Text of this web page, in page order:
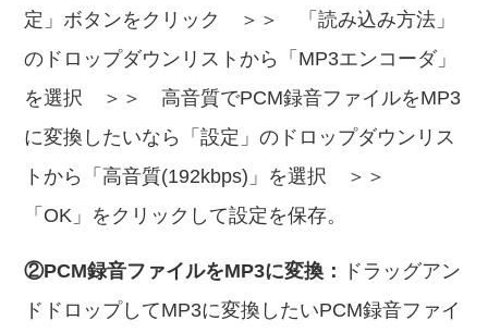
定」ボタンをクリック ＞＞ 「読み込み方法」
のドロップダウンリストから「MP3エンコーダ」
を選択 ＞＞ 高音質でPCM録音ファイルをMP3
に変換したいなら「設定」のドロップダウンリス
トから「高音質(192kbps)」を選択 ＞＞
「OK」をクリックして設定を保存。
②PCM録音ファイルをMP3に変換：
ドラッグアン
ドドロップしてMP3に変換したいPCM録音ファイ